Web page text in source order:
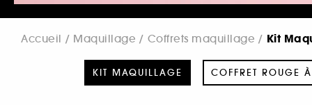
Accueil Maquillage Coffrets maquillage Kit
KIT MAQUILLAGE COFFRET ROUGE